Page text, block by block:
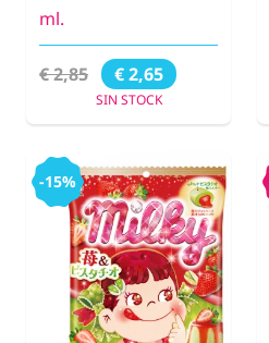
ml.
€ 2,85 € 2,65
SIN STOCK
-15%